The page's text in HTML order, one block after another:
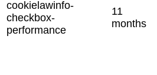
cookielawinfo-
checkbox-
performance
11
months